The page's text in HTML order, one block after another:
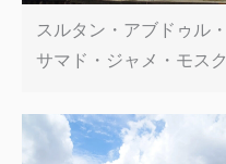
スルタン・アブドゥル・
サマド・ジャメ・モスク